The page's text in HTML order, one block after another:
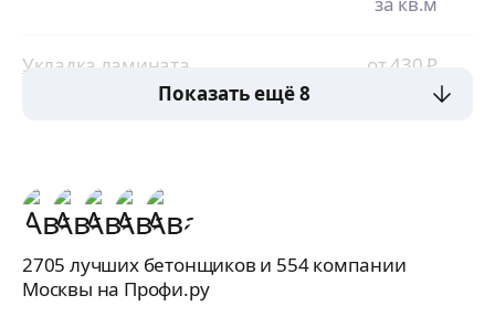
Укладка ламината от 430₽
за кв.м
Показать ещё 8
2705 лучших бетонщиков и 554 компании
Москвы на Профи.ру